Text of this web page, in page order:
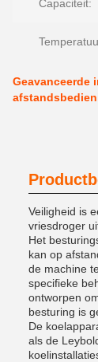
Capaciteit:
Geavanceerde
Veiligheid is
vriesdroger
Het
kan op
de machine
specifieke
ontworpen
besturing is
De
als de